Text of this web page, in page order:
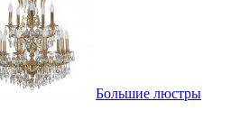
Большие люстры